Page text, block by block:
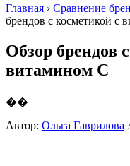
Главная › Сравнение
брендов с косметикой
Обзор брендов
витамином С
��
Автор: Ольга Гаврилова